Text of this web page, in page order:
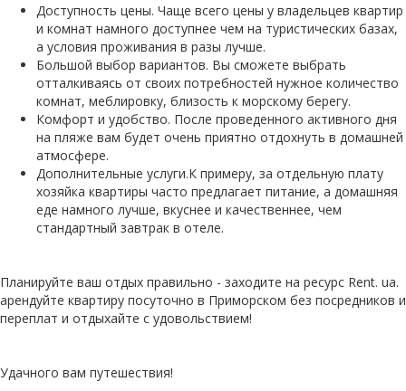
Доступность цены. Чаще всего цены у владельцев квартир
и комнат намного доступнее чем на туристических базах,
а условия проживания в разы лучше.
Большой выбор вариантов. Вы сможете выбрать
отталкиваясь от своих потребностей нужное количество
комнат, меблировку, близость к морскому берегу.
Комфорт и удобство. После проведенного активного дня
на пляже вам будет очень приятно отдохнуть в домашней
атмосфере.
Дополнительные услуги.К примеру, за отдельную плату
хозяйка квартиры часто предлагает питание, а домашняя
еде намного лучше, вкуснее и качественнее, чем
стандартный завтрак в отеле.
Планируйте ваш отдых правильно - заходите на ресурс Rent. ua.
арендуйте квартиру посуточно в Приморском без посредников и
переплат и отдыхайте с удовольствием!
Удачного вам путешествия!